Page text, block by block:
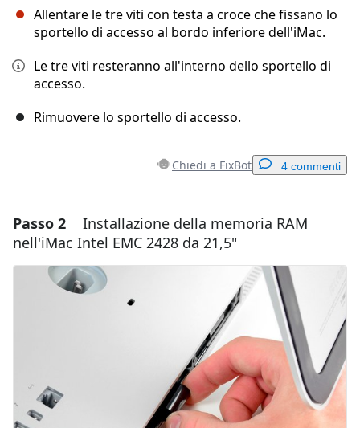
Allentare le tre viti con testa a croce che fissano lo
sportello di accesso al bordo inferiore dell'iMac.
Le tre viti resteranno all'interno dello sportello di
accesso.
Rimuovere lo sportello di accesso.
Chiedi a FixBot 4 commenti
Aggiungi un commento
Aggiungi Commento
Pubblica commento
Passo 2
Installazione della memoria RAM
nell'iMac Intel EMC 2428 da 21,5"